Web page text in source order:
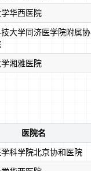
华西医院
大学同济医学院附属协
湘雅医院
医院名
科学院北京协和医院